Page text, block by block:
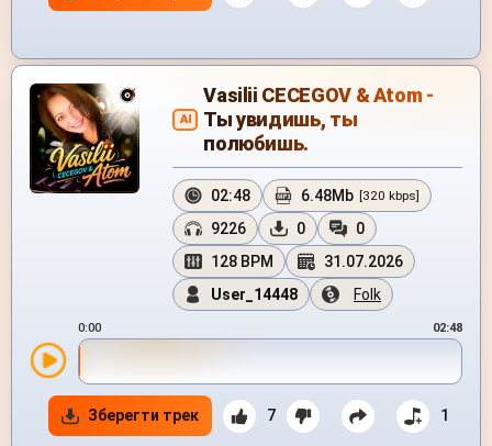
AI
Vasilii CECEGOV & Atom -
Ты увидишь, ты
полюбишь.
02:48 6.48Mb [320 kbps]
9226 0
0
128 BPM
31.07.2026
User_14448
Folk
0:00 02:48
Зберегти трек 7 1